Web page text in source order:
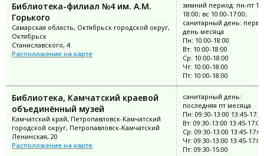
Библиотека-филиал №4 им. А.М.
Горького
Самарская область, Октябрьск городской округ,
Октябрьск
Станиславского, 4
Расположение на карте
зимний период: пн-пт
18:00; вс 10:00-17:00;
санитарный день:
день месяца
Пн: 10:00-18:00
Вт: 10:00-18:00
Ср: 10:00-18:00
Чт: 10:00-18:00
Пт: 10:00-18:00
Библиотека, Камчатский краевой
объединённый музей
Камчатский край, Петропавловск-Камчатский
городской округ, Петропавловск-Камчатский
Ленинская, 20
Расположение на карте
санитарный день:
последняя пт месяца
Пн: 09:30-13:00 13:45-
Вт: 09:30-13:00 13:45-17:00
Ср: 09:30-13:00 13:45-17:00
Чт: 09:30-13:00 13:45-17:00
Пт: 09:30-15:00